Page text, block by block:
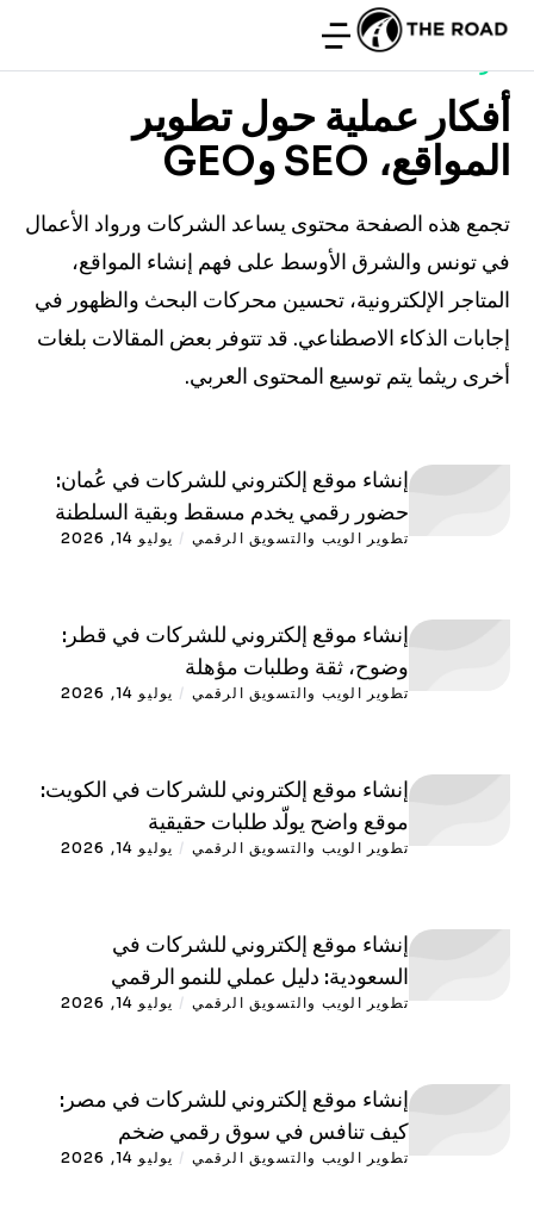
أفكار عملية حول تطوير
المواقع، SEO وGEO
تجمع هذه الصفحة محتوى يساعد الشركات ورواد الأعمال
في تونس والشرق الأوسط على فهم إنشاء المواقع،
المتاجر الإلكترونية، تحسين محركات البحث والظهور في
إجابات الذكاء الاصطناعي. قد تتوفر بعض المقالات بلغات
أخرى ريثما يتم توسيع المحتوى العربي.
إنشاء موقع إلكتروني للشركات في عُمان:
حضور رقمي يخدم مسقط وبقية السلطنة
تطوير الويب والتسويق الرقمي / يوليو 14, 2026
إنشاء موقع إلكتروني للشركات في قطر:
وضوح، ثقة وطلبات مؤهلة
تطوير الويب والتسويق الرقمي / يوليو 14, 2026
إنشاء موقع إلكتروني للشركات في الكويت:
موقع واضح يولّد طلبات حقيقية
تطوير الويب والتسويق الرقمي / يوليو 14, 2026
إنشاء موقع إلكتروني للشركات في
السعودية: دليل عملي للنمو الرقمي
تطوير الويب والتسويق الرقمي / يوليو 14, 2026
إنشاء موقع إلكتروني للشركات في مصر:
كيف تنافس في سوق رقمي ضخم
تطوير الويب والتسويق الرقمي / يوليو 14, 2026